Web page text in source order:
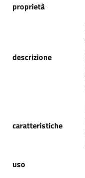
proprietà
descrizione
caratteristiche
uso